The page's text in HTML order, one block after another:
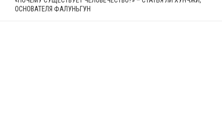
ОСНОВАТЕЛЯ ФАЛУНЬГУН